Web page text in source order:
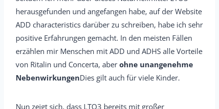
herausgefunden und angefangen habe, auf der Website
ADD characteristics darüber zu schreiben, habe ich sehr
positive Erfahrungen gemacht. In den meisten Fällen
erzählen mir Menschen mit ADD und ADHS alle Vorteile
von Ritalin und Concerta, aber ohne unangenehme
NebenwirkungenDies gilt auch für viele Kinder.
Nun zeigt sich, dass LTO3 bereits mit großer